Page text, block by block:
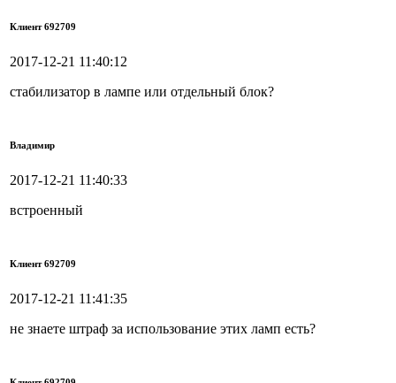
Клиент 692709
2017-12-21 11:40:12
стабилизатор в лампе или отдельный блок?
Владимир
2017-12-21 11:40:33
встроенный
Клиент 692709
2017-12-21 11:41:35
не знаете штраф за использование этих ламп есть?